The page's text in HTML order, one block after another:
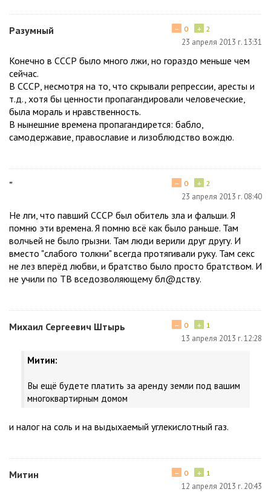
Разумный + 2
− 0
23 апреля 2013 г. 13:31
Конечно в СССР было много лжи, но гораздо меньше чем
сейчас.
В СССР, несмотря на то, что скрывали репрессии, аресты и
т.д., хотя бы ценности пропагандировали человеческие,
была мораль и нравственность.
В нынешние времена пропагандирется: бабло,
самодержавие, православие и лизоблюдство вождю.
" + 2
− 0
23 апреля 2013 г. 08:40
Не лги, что павший СССР был обитель зла и фальши. Я
помню эти времена. Я помню всё как было раньше. Там
волчьей не было грызни. Там люди верили друг другу. И
вместо "слабого толкни" всегда протягивали руку. Там секс
не лез вперёд любви, и братство было просто братством. И
не учили по ТВ вседозволяющему бл@дству.
Михаил Сергеевич Штырь + 1
− 0
13 апреля 2013 г. 12:28
Митин:
Вы ещё будете платить за аренду земли под вашим
многоквартирным домом
и налог на соль и на выдыхаемый углекислотный газ.
Митин + 1
− 0
12 апреля 2013 г. 20:43